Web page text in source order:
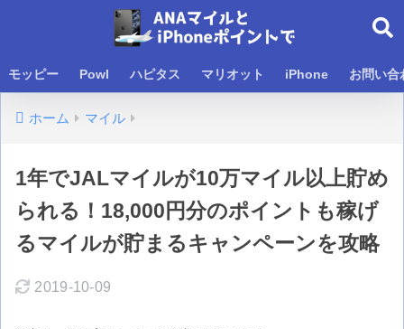
モッピー Powl ハピタス マリオット iPhone お問い合
ホーム マイル
1年でJALマイルが10万マイル以上貯め
られる！18,000円分のポイントも稼げ
るマイルが貯まるキャンペーンを攻略
2019-10-09